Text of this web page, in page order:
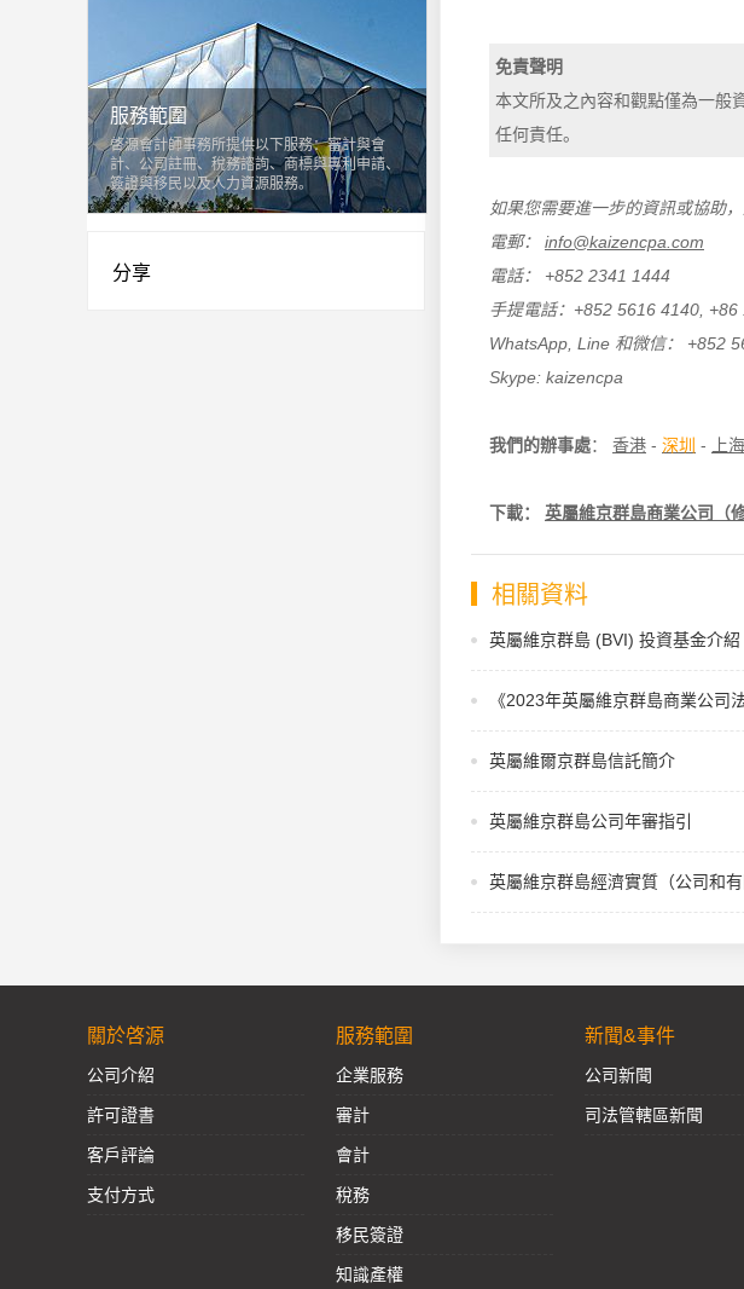
服務範圍
啓源會計師事務所提供以下服務：審計與會
計、公司註冊、稅務諮詢、商標與專利申請、
簽證與移民以及人力資源服務。
分享
免責聲明
本文所及之內容和觀點僅為一般
任何責任。
如果您需要進一步的資訊或協助
電郵： info@kaizencpa.com
電話： +852 2341 1444
手提電話：+852 5616 4140,
WhatsApp, Line 和微信： +852
Skype: kaizencpa
我們的辦事處： 香港 - 深圳 - 上海
下載： 英屬維京群島商業公司（
相關資料
英屬維京群島 (BVI) 投資基金介紹
《2023年英屬維京群島商業公司
英屬維爾京群島信託簡介
英屬維京群島公司年審指引
英屬維京群島經濟實質（公司和
關於啓源
公司介紹
許可證書
客戶評論
支付方式
服務範圍
企業服務
審計
會計
稅務
移民簽證
知識產權
新聞&事件
公司新聞
司法管轄區新聞